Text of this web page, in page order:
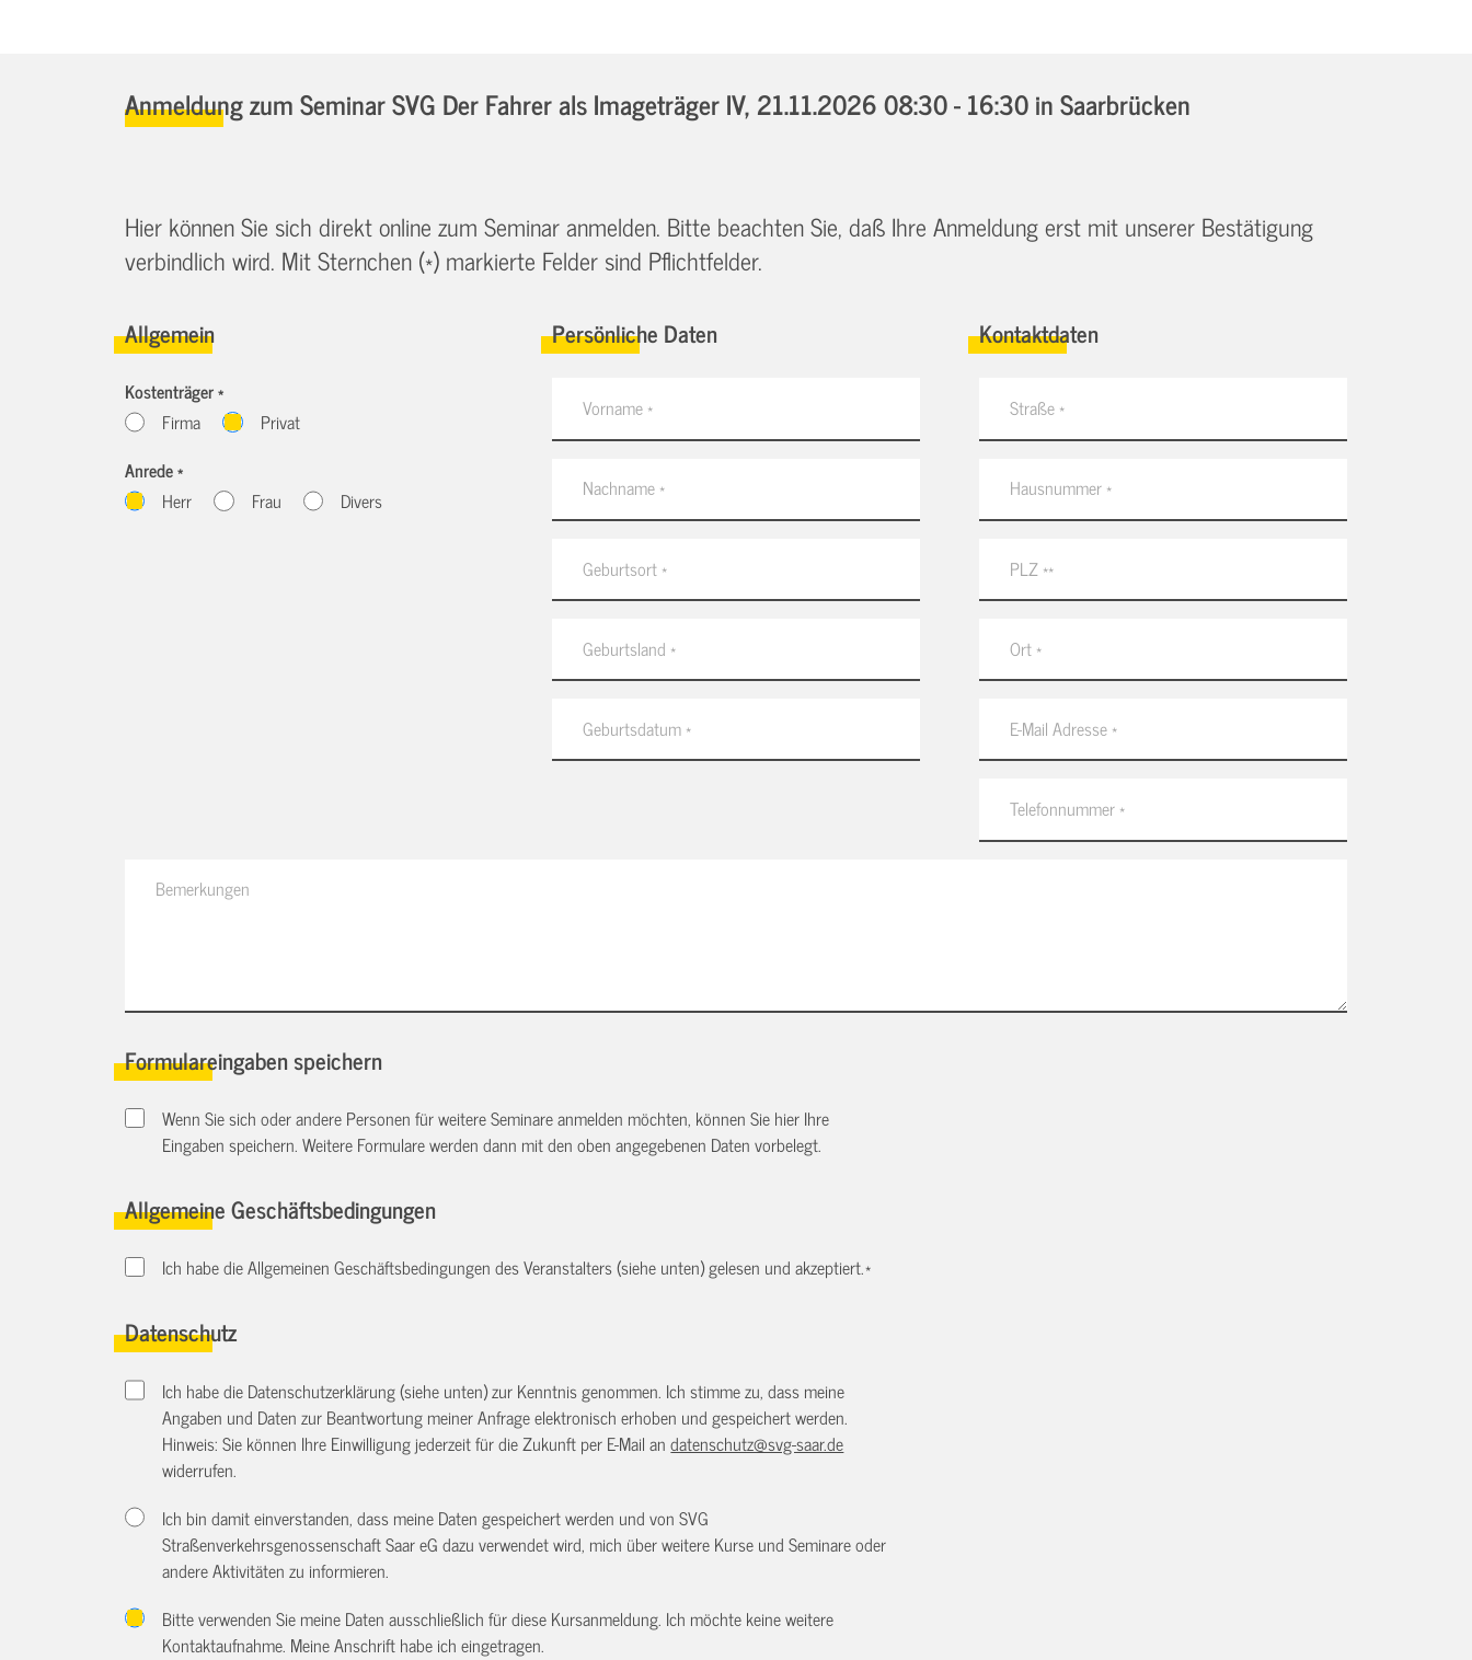
Anmeldung zum Seminar SVG Der Fahrer als Imageträger IV, 21.11.2026 08:30 - 16:30in Saarbrücken
Hier können Sie sich direkt online zum Seminar anmelden. Bitte beachten Sie, daß Ihre Anmeldung erst mit unserer Bestätigung
verbindlich wird. Mit Sternchen (*) markierte Felder sind Pflichtfelder.
Allgemein
Kostenträger *
Firma
Privat
Anrede *
Herr
Frau Divers
Persönliche Daten Kontaktdaten
Formulareingaben speichern
Wenn Sie sich oder andere Personen für weitere Seminare anmelden möchten, können Sie hier Ihre
Eingaben speichern. Weitere Formulare werden dann mit den oben angegebenen Daten vorbelegt.
Allgemeine Geschäftsbedingungen
Ich habe die Allgemeinen Geschäftsbedingungen des Veranstalters (siehe unten) gelesen und akzeptiert.*
Datenschutz
Ich habe die Datenschutzerklärung (siehe unten) zur Kenntnis genommen. Ich stimme zu, dass meine
Angaben und Daten zur Beantwortung meiner Anfrage elektronisch erhoben und gespeichert werden.
Hinweis: Sie können Ihre Einwilligung jederzeit für die Zukunft per E-Mail andatenschutz@svg-saar.de
widerrufen.
Ich bin damit einverstanden, dass meine Daten gespeichert werden und von SVG
Straßenverkehrsgenossenschaft Saar eG dazu verwendet wird, mich über weitere Kurse und Seminare oder
andere Aktivitäten zu informieren.
Bitte verwenden Sie meine Daten ausschließlich für diese Kursanmeldung. Ich möchte keine weitere
Kontaktaufnahme. Meine Anschrift habe ich eingetragen.